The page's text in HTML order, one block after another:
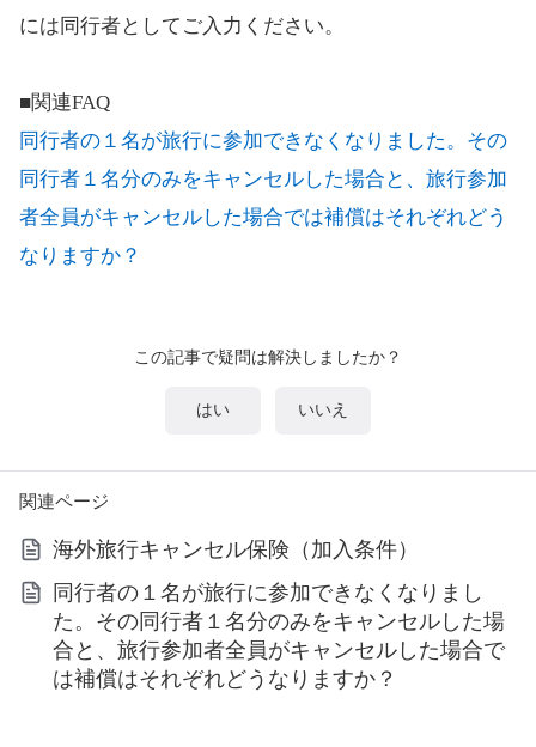
には同行者としてご入力ください。
■関連FAQ
同行者の１名が旅行に参加できなくなりました。その
同行者１名分のみをキャンセルした場合と、旅行参加
者全員がキャンセルした場合では補償はそれぞれどう
なりますか？
この記事で疑問は解決しましたか？
はい いいえ
関連ページ
海外旅行キャンセル保険（加入条件）
同行者の１名が旅行に参加できなくなりまし
た。その同行者１名分のみをキャンセルした場
合と、旅行参加者全員がキャンセルした場合で
は補償はそれぞれどうなりますか？